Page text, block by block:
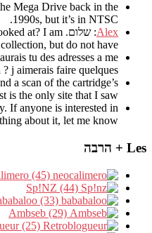
Mega Drive back in the
1990s, but it’s in NTSC
.
Alex: שלום. at? I am
, but do not have..
aurais tu des adresses a me
? j aimerais faire quelques..
a scan of the cartridge’s
is the only site that I saw...
If anyone is interested in
about it, let me know.
Les + הרבה